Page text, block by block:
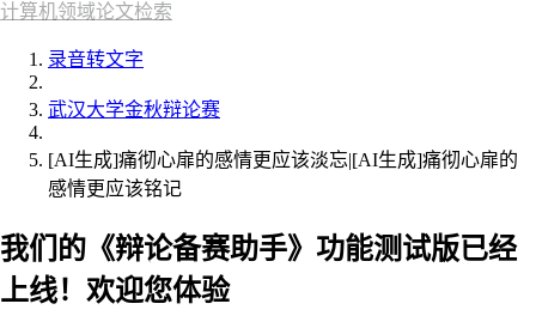
计算机领域论文检索
录音转文字
武汉大学金秋辩论赛
[AI生成]痛彻心扉的感情更应该淡忘|[AI生成]痛彻心扉的
感情更应该铭记
我们的《辩论备赛助手》功能测试版已经
上线！欢迎您体验